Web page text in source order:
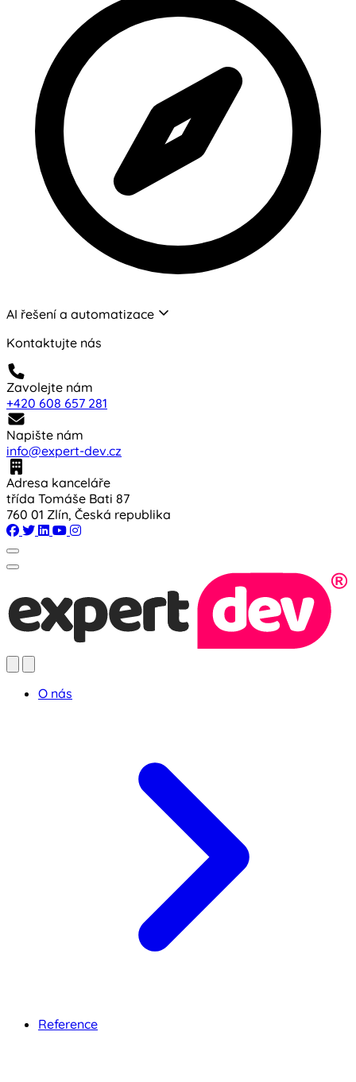
AI řešení a automatizace
Kontaktujte nás
Zavolejte nám
+420 608 657 281
Napište nám
info@expert-dev.cz
Adresa kanceláře
třída Tomáše Bati 87
760 01 Zlín, Česká republika
O nás
Reference